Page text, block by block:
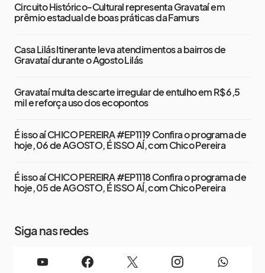
Circuito Histórico-Cultural representa Gravataí em
prêmio estadual de boas práticas da Famurs
Casa Lilás Itinerante leva atendimentos a bairros de
Gravataí durante o Agosto Lilás
Gravataí multa descarte irregular de entulho em R$ 6,5
mil e reforça uso dos ecopontos
É isso aí CHICO PEREIRA #EP1119 Confira o programa de
hoje, 06 de AGOSTO, É ISSO AÍ, com Chico Pereira
É isso aí CHICO PEREIRA #EP1118 Confira o programa de
hoje, 05 de AGOSTO, É ISSO AÍ, com Chico Pereira
Siga nas redes